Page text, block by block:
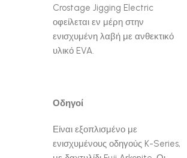
Crostage Jigging Electric
οφείλεται εν μέρη στην
ενισχυμένη λαβή με ανθεκτικό
υλικό EVA.
Οδηγοί
Είναι εξοπλισμένο με
ενισχυμένους οδηγούς K-Series,